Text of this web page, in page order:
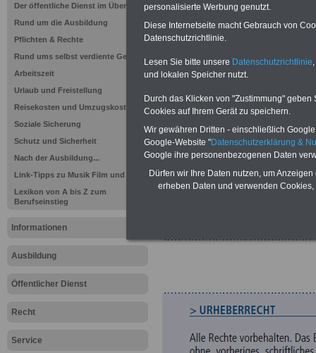
Der öffentliche Dienst im Überblick
Rund um die Ausbildung
Pflichten & Rechte
Rund ums selbst verdiente Geld
Arbeitszeit
Urlaub und Freistellung
Reisekosten und Umzugskosten
Soziale Sicherung
Schutz und Sicherheit
Nach der Ausbildung...
Link-Tipps zu Musik Film und Video
Lexikon von A bis Z zum
Berufseinstieg
Informationen
Ausbildung
Öffentlicher Dienst
Recht
Service
Sie interessieren sich für einen
öffentlichen Dienst? >>>
personalisierte Werbung genutzt.
Diese Internetseite macht Gebrauch von
Datenschutzrichtlinie.
Lesen Sie bitte unsere Datenschutzrichtlinie
und lokalen Speicher nutzt.
Durch das Klicken von "Zustimmung"
Cookies auf Ihrem Gerät zu speichern.
Wir gewähren Dritten - einschließlich
Google-Website "Datenschutzerklärung &
Google ihre personenbezogenen Daten
Dürfen wir Ihre Daten nutzen, um
erheben Daten und verwenden